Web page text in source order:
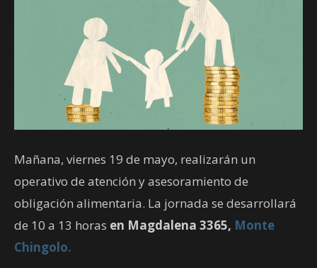
Mañana, viernes 19 de mayo, realizarán un
operativo de atención y asesoramiento de
obligación alimentaria. La jornada se desarrollará
de 10 a 13 horas en Magdalena 3365, Monte
Chingolo.